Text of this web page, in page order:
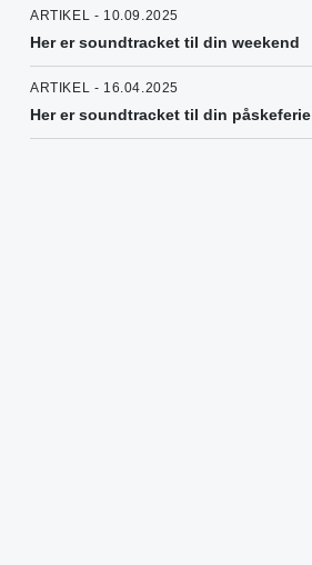
ARTIKEL - 10.09.2025
Her er soundtracket til din weekend
ARTIKEL - 16.04.2025
Her er soundtracket til din påskeferie